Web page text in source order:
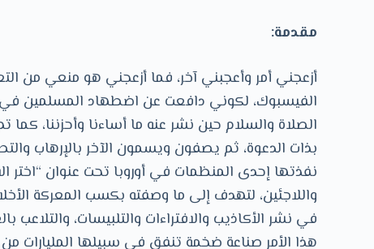
مقدمة:
أزعجني أمر وأعجبني آخر، فما أزعجني هو منعي من
الفيسبوك، لكوني دافعت عن اضطهاد المسلمين في
الصلاة والسلام حين نشر عنه ما أساءنا وأحزننا،
بذات الدعوة، ثم يصفون ويسمون الآخر بالإرهاب
نفذتها إحدى المنظمات في أوروبا تحت عنوان “اختر
واللاجئين، لتهدف إلى ما وصفته بكسب المعركة
في نشر الأكاذيب والافتراءات والتلبيسات، والتلاعب
هذا الأمر صناعة ضخمة تنفق في سبيلها المليارات